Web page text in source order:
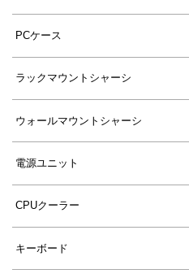
PCケース
ラックマウントシャーシ
ウォールマウントシャーシ
電源ユニット
CPUクーラー
キーボード